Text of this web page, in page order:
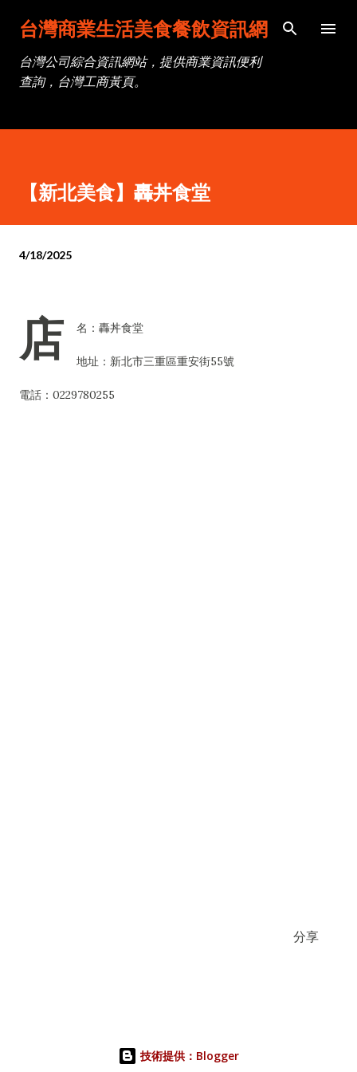
跳到主要內容
台灣商業生活美食餐飲資訊網
台灣公司綜合資訊網站，提供商業資訊便利
查詢，台灣工商黃頁。
【新北美食】轟丼食堂
4/18/2025
店 名：轟丼食堂
地址：新北市三重區重安街55號
電話：0229780255
分享
技術提供：Blogger